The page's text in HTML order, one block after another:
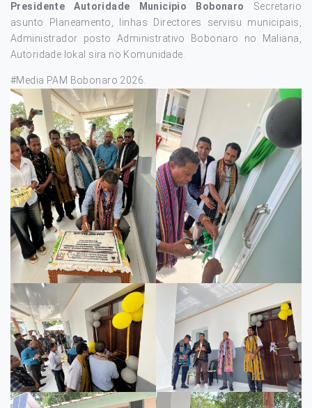
Presidente Autoridade Municipio Bobonaro
Secretario
asunto Planeamento, linhas Directores servisu municipais,
Administrador posto Administrativo Bobonaro no Maliana,
Autoridade lokal sira no Komunidade.
#Media PAM Bobonaro 2026.